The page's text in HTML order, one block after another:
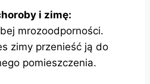
i zimę:
mrozoodporności.
zimy przenieść ją do
pomieszczenia.